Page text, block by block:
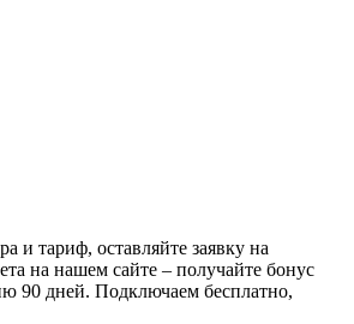
и тариф, оставляйте заявку на
на нашем сайте – получайте бонус
90 дней. Подключаем бесплатно,